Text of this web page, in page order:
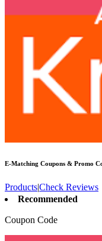
E-Matching Coupons & Promo
Products|Check Reviews
Recommended
Coupon Code